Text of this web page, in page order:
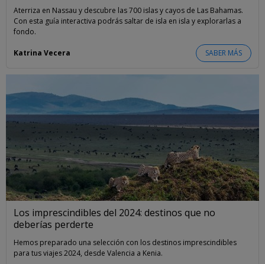
Aterriza en Nassau y descubre las 700 islas y cayos de Las Bahamas.
Con esta guía interactiva podrás saltar de isla en isla y explorarlas a
fondo.
SABER MÁS
Katrina Vecera
Los imprescindibles del 2024: destinos que no
deberías perderte
Hemos preparado una selección con los destinos imprescindibles
para tus viajes 2024, desde Valencia a Kenia.